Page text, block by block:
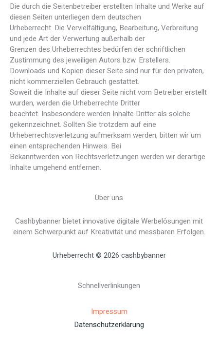
Die durch die Seitenbetreiber erstellten Inhalte und Werke auf
diesen Seiten unterliegen dem deutschen
Urheberrecht. Die Vervielfältigung, Bearbeitung, Verbreitung
und jede Art der Verwertung außerhalb der
Grenzen des Urheberrechtes bedürfen der schriftlichen
Zustimmung des jeweiligen Autors bzw. Erstellers.
Downloads und Kopien dieser Seite sind nur für den privaten,
nicht kommerziellen Gebrauch gestattet.
Soweit die Inhalte auf dieser Seite nicht vom Betreiber erstellt
wurden, werden die Urheberrechte Dritter
beachtet. Insbesondere werden Inhalte Dritter als solche
gekennzeichnet. Sollten Sie trotzdem auf eine
Urheberrechtsverletzung aufmerksam werden, bitten wir um
einen entsprechenden Hinweis. Bei
Bekanntwerden von Rechtsverletzungen werden wir derartige
Inhalte umgehend entfernen.
Über uns
Cashbybanner bietet innovative digitale Werbelösungen mit
einem Schwerpunkt auf Kreativität und messbaren Erfolgen.
Urheberrecht © 2026 cashbybanner
Schnellverlinkungen
Impressum
Datenschutzerklärung